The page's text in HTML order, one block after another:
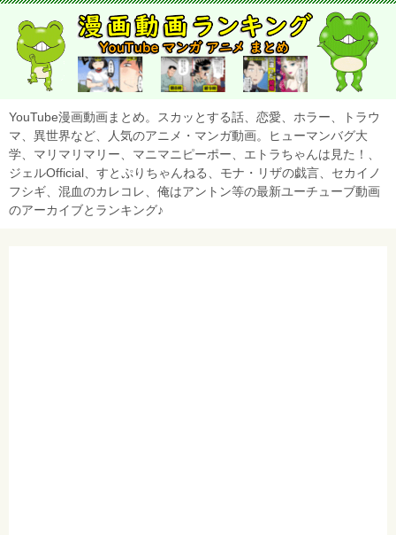
YouTube漫画動画まとめ。スカッとする話、恋愛、ホラー、トラウ
マ、異世界など、人気のアニメ・マンガ動画。ヒューマンバグ大
学、マリマリマリー、マニマニピーポー、エトラちゃんは見た！、
ジェルOfficial、すとぷりちゃんねる、モナ・リザの戯言、セカイノ
フシギ、混血のカレコレ、俺はアントン等の最新ユーチューブ動画
のアーカイブとランキング♪